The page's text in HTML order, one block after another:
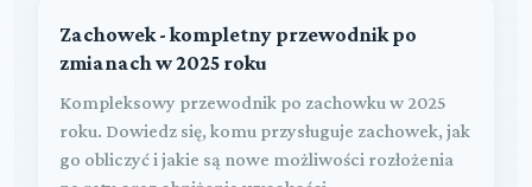
Zachowek - kompletny przewodnik po
zmianach w 2025 roku
Kompleksowy przewodnik po zachowku w 2025
roku. Dowiedz się, komu przysługuje zachowek, jak
go obliczyć i jakie są nowe możliwości rozłożenia